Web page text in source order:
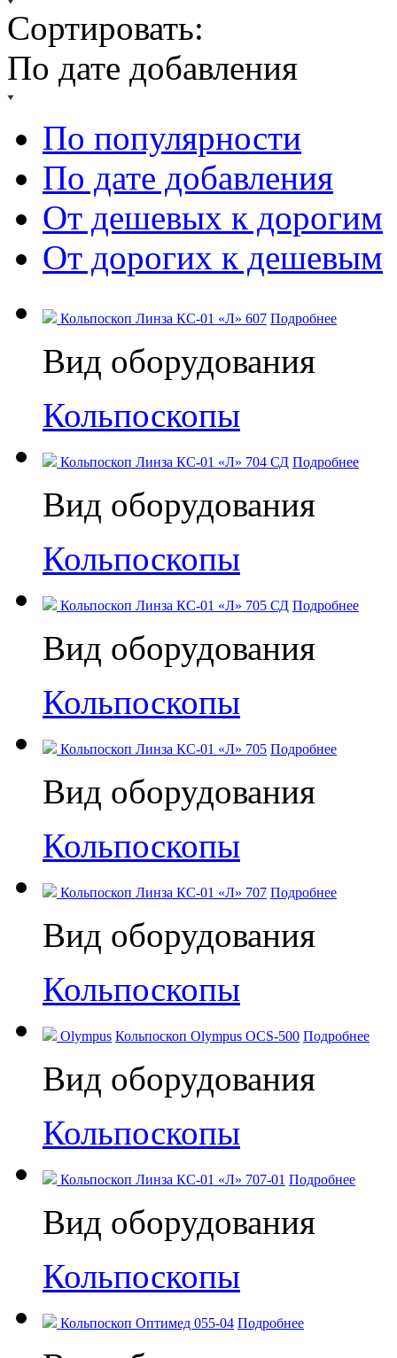
Сортировать:
По дате добавления
По популярности
По дате добавления
От дешевых к дорогим
От дорогих к дешевым
Кольпоскоп Линза КС-01 «Л» 607 Подробнее
Вид оборудования
Кольпоскопы
Кольпоскоп Линза КС-01 «Л» 704 СД Подробнее
Вид оборудования
Кольпоскопы
Кольпоскоп Линза КС-01 «Л» 705 СД Подробнее
Вид оборудования
Кольпоскопы
Кольпоскоп Линза КС-01 «Л» 705 Подробнее
Вид оборудования
Кольпоскопы
Кольпоскоп Линза КС-01 «Л» 707 Подробнее
Вид оборудования
Кольпоскопы
Olympus Кольпоскоп Olympus OCS-500 Подробнее
Вид оборудования
Кольпоскопы
Кольпоскоп Линза КС-01 «Л» 707-01 Подробнее
Вид оборудования
Кольпоскопы
Кольпоскоп Оптимед 055-04 Подробнее